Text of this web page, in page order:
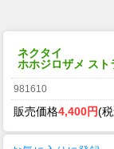
ネクタイ
ホホジロザメ ス
981610
販売価格4,400円(